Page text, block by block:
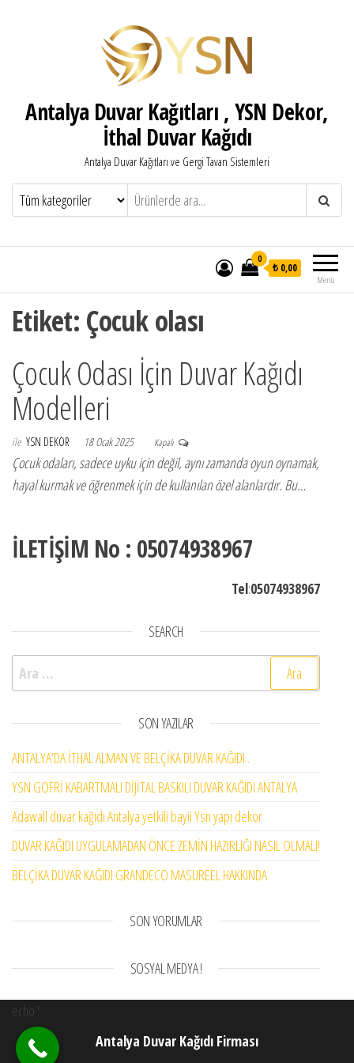
Antalya Duvar Kağıtları , YSN Dekor,
İthal Duvar Kağıdı
Antalya Duvar Kağıtları ve Gergi Tavan Sistemleri
Menü
0
₺ 0,00
Etiket: Çocuk olası
Çocuk Odası İçin Duvar Kağıdı
Modelleri
ile YSN DEKOR 18 Ocak 2025 Kapalı
Çocuk odaları, sadece uyku için değil, aynı zamanda oyun oynamak,
hayal kurmak ve öğrenmek için de kullanılan özel alanlardır. Bu…
İLETİŞİM No : 05074938967
Tel:05074938967
SEARCH
Arama:
SON YAZILAR
ANTALYA’DA İTHAL ALMAN VE BELÇİKA DUVAR KAĞIDI .
YSN GOFRİ KABARTMALI DİJİTAL BASKILI DUVAR KAĞIDI ANTALYA
Adawall duvar kağıdı Antalya yetkili bayii Ysn yapı dekor
DUVAR KAĞIDI UYGULAMADAN ÖNCE ZEMİN HAZIRLIĞI NASIL OLMALI!
BELÇİKA DUVAR KAĞIDI GRANDECO MASUREEL HAKKINDA
SON YORUMLAR
SOSYAL MEDYA !
echo '
Antalya Duvar Kağıdı Firması